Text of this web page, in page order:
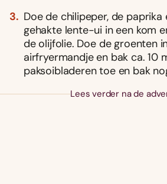
Doe de chilipeper, de paprika
gehakte lente-ui in een kom
de olijfolie. Doe de groenten
airfryermandje en bak ca. 10
paksoibladeren toe en bak
Lees verder na de